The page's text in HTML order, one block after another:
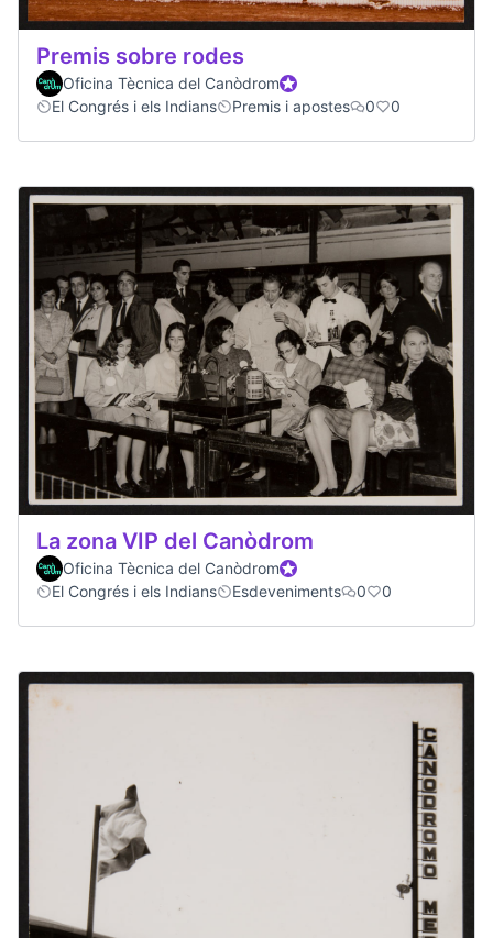
Premis sobre rodes
Oficina Tècnica del CanòdromOfficial participant
El Congrés i els Indians
Premis i apostes 0 0
La zona VIP del Canòdrom
Oficina Tècnica del CanòdromOfficial participant
El Congrés i els Indians
Esdeveniments 0 0